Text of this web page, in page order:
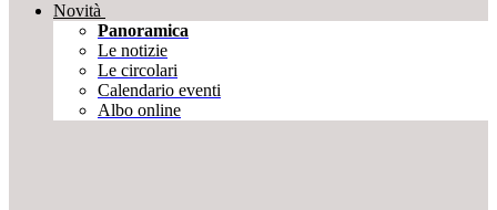
Novità
Panoramica
Le notizie
Le circolari
Calendario eventi
Albo online